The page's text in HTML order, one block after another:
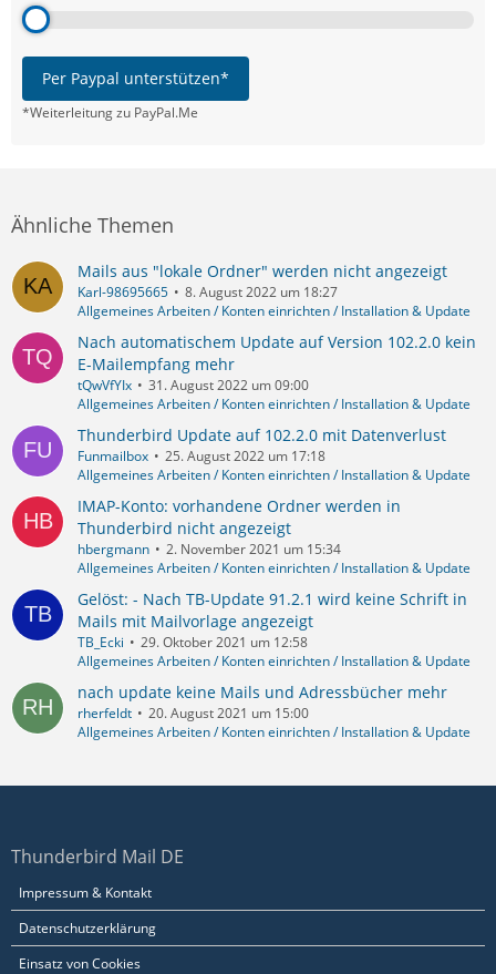
Per Paypal unterstützen*
*Weiterleitung zu PayPal.Me
Ähnliche Themen
Mails aus "lokale Ordner" werden nicht angezeigt
Karl-98695665
8. August 2022 um 18:27
Allgemeines Arbeiten / Konten einrichten / Installation & Update
Nach automatischem Update auf Version 102.2.0 kein
E-Mailempfang mehr
tQwVfYIx
31. August 2022 um 09:00
Allgemeines Arbeiten / Konten einrichten / Installation & Update
Thunderbird Update auf 102.2.0 mit Datenverlust
Funmailbox
25. August 2022 um 17:18
Allgemeines Arbeiten / Konten einrichten / Installation & Update
IMAP-Konto: vorhandene Ordner werden in
Thunderbird nicht angezeigt
hbergmann
2. November 2021 um 15:34
Allgemeines Arbeiten / Konten einrichten / Installation & Update
Gelöst: - Nach TB-Update 91.2.1 wird keine Schrift in
Mails mit Mailvorlage angezeigt
TB_Ecki
29. Oktober 2021 um 12:58
Allgemeines Arbeiten / Konten einrichten / Installation & Update
nach update keine Mails und Adressbücher mehr
rherfeldt
20. August 2021 um 15:00
Allgemeines Arbeiten / Konten einrichten / Installation & Update
Thunderbird Mail DE
Impressum & Kontakt
Datenschutzerklärung
Einsatz von Cookies